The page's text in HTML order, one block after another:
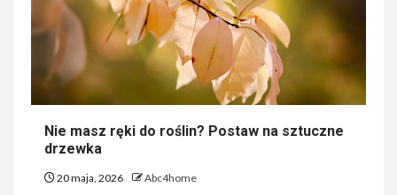
Nie masz ręki do roślin? Postaw na sztuczne
drzewka
20 maja, 2026 Abc4home